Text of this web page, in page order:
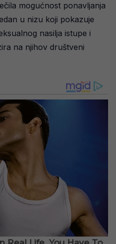
mogućnost ponavljanja
u nizu koji pokazuje
nasilja istupe i
na njihov društveni